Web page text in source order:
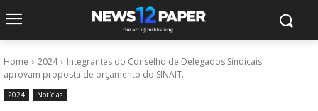
Home 2024
Integrantes do Conselho de Delegados Sindicais
aprovam proposta de orçamento do SINAIT...
2024 Notícias